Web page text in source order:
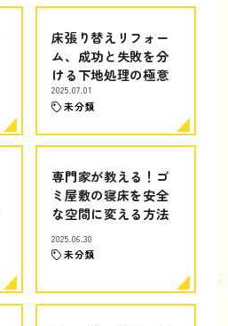
床張り替えリフォー
ム、成功と失敗を分
ける下地処理の極意
2025.07.01
未分類
専門家が教える！ゴ
ミ屋敷の寝床を安全
な空間に変える方法
2025.06.30
未分類